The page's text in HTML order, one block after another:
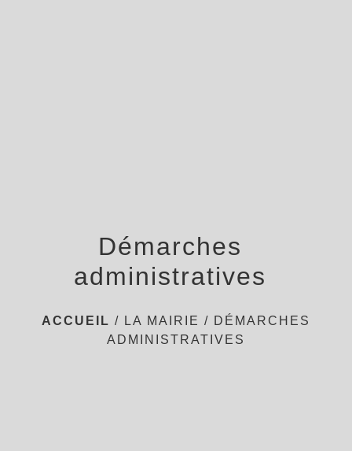
Démarches
administratives
ACCUEIL / LA MAIRIE / DÉMARCHES
ADMINISTRATIVES